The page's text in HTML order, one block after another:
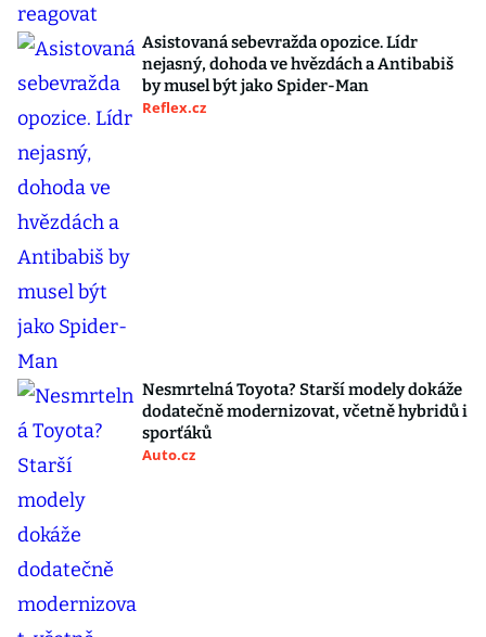
Asistovaná sebevražda opozice. Lídr
nejasný, dohoda ve hvězdách a Antibabiš
by musel být jako Spider-Man
Reflex.cz
Nesmrtelná Toyota? Starší modely dokáže
dodatečně modernizovat, včetně hybridů i
sporťáků
Auto.cz